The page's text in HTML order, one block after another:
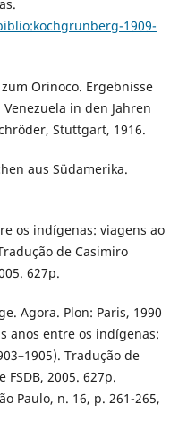
1909-
Orinoco. Ergebnisse
in den Jahren
Stuttgart, 1916.
aus Südamerika.
os indígenas: viagens ao
de Casimiro
627p.
Agora. Plon: Paris, 1990
anos entre os indígenas:
Tradução de
FSDB, 2005. 627p.
Paulo, n. 16, p. 261-265,